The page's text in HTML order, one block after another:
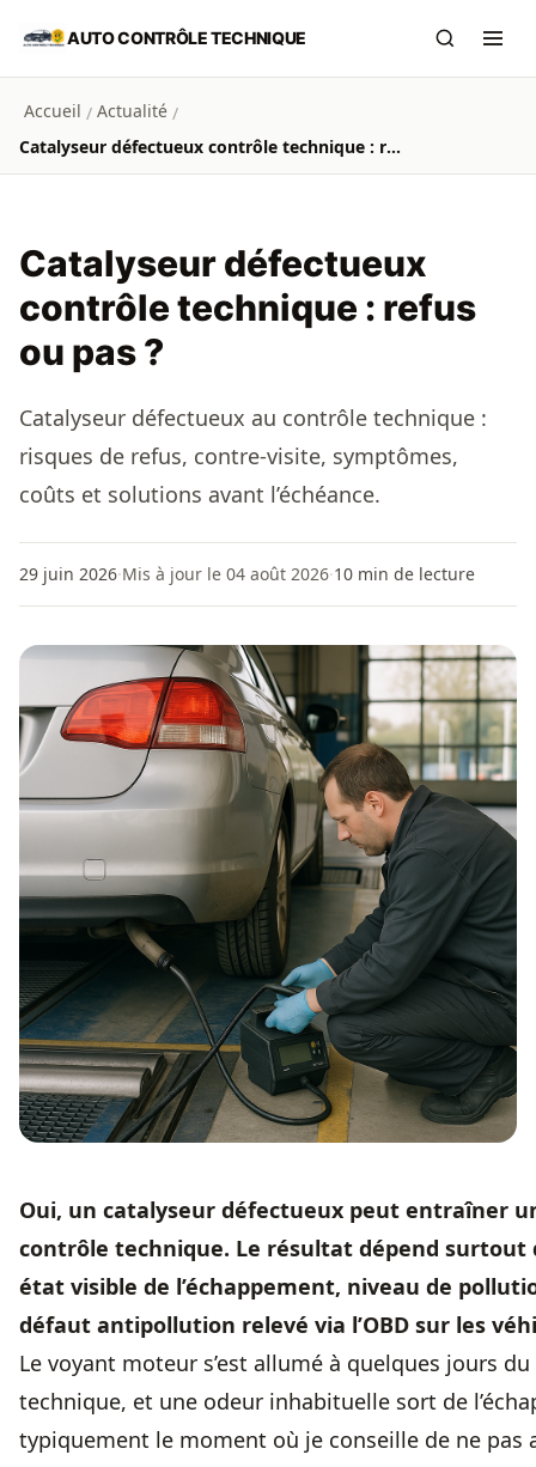
Aller au contenu principal
AUTO CONTRÔLE TECHNIQUE
Accueil / Actualité /
Catalyseur défectueux contrôle technique : refus ou pas ?
Catalyseur défectueux
contrôle technique : refus
ou pas ?
Catalyseur défectueux au contrôle technique :
risques de refus, contre-visite, symptômes,
coûts et solutions avant l’échéance.
29 juin 2026·Mis à jour le 04 août 2026·10 min de lecture
Oui, un catalyseur défectueux peut entraîner
contrôle technique. Le résultat dépend surtout
état visible de l’échappement, niveau de
défaut antipollution relevé via l’OBD sur les
Le voyant moteur s’est allumé à quelques jours
technique, et une odeur inhabituelle sort de
typiquement le moment où je conseille de ne pas